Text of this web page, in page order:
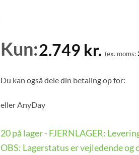
Kun:2.749 kr. (ex. moms:
Du kan også dele din betaling op for:
ellerAnyDay
20 på lager - FJERNLAGER:
OBS: Lagerstatus er vejledende og